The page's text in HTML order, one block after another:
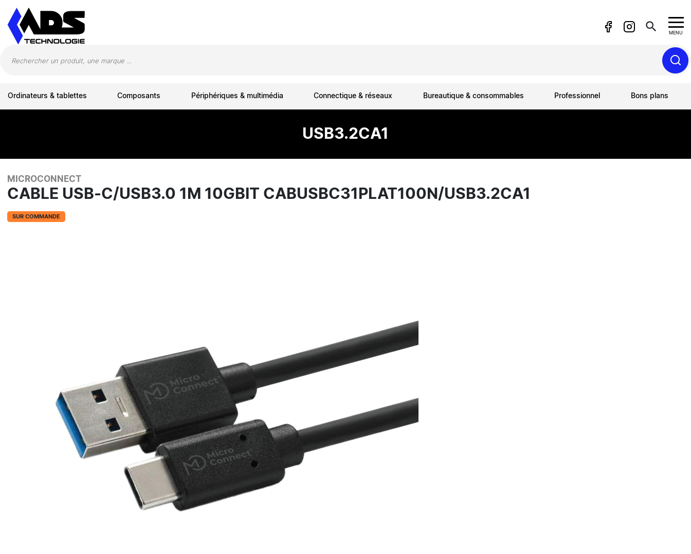
search MENU
Ordinateurs & tablettes Composants Périphériques & multimédia Connectique & réseaux Bureautique & consommables Professionnel Bons plans
USB3.2CA1
MICROCONNECT
CABLE USB-C/USB3.0 1M 10GBIT CABUSBC31PLAT100N/USB3.2CA1
SUR COMMANDE